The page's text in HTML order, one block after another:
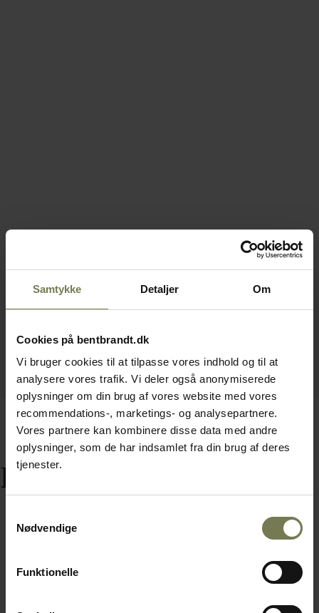
Samtykke Detaljer Om
Cookies på bentbrandt.dk
Vi bruger cookies til at tilpasse vores indhold og til at
analysere vores trafik. Vi deler også anonymiserede
oplysninger om din brug af vores website med vores
recommendations-, marketings- og analysepartnere.
Vores partnere kan kombinere disse data med andre
oplysninger, som de har indsamlet fra din brug af deres
tjenester.
Nødvendige
Funktionelle
Relaterede varer